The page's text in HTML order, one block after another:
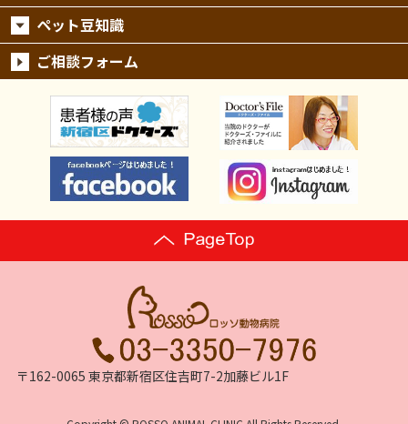
ペット豆知識
ご相談フォーム
〒162-0065 東京都新宿区住吉町7-2加藤ビル1F